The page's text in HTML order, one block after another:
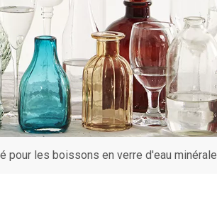
pour les boissons en verre d'eau minérale